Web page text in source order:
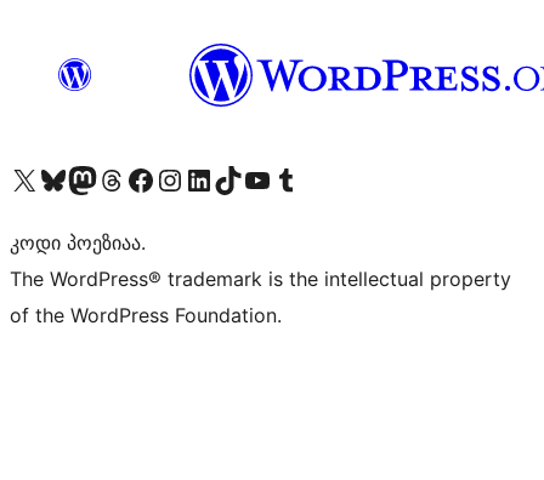
Visit our X (formerly Twitter) account
Visit our Bluesky account
Visit our Mastodon account
Visit our Threads account
Visit our Facebook page
Visit our Instagram account
Visit our LinkedIn account
Visit our TikTok account
Visit our YouTube channel
Visit our Tumblr account
კოდი პოეზიაა.
The WordPress® trademark is the intellectual property
of the WordPress Foundation.